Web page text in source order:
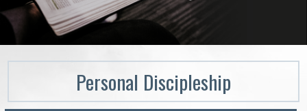
Personal Discipleship